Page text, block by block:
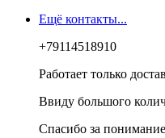
Ещё контакты...
+79114518910
Работает только
Ввиду большого
Спасибо за